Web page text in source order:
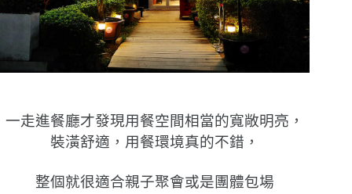
一走進餐廳才發現用餐空間相當的寬敞明亮，
裝潢舒適，用餐環境真的不錯，
整個就很適合親子聚會或是團體包場